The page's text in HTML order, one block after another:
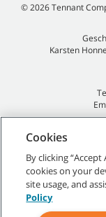
©2026Tennant
Karsten
Cookies
By clicking
cookies on your
site usage, and
Policy